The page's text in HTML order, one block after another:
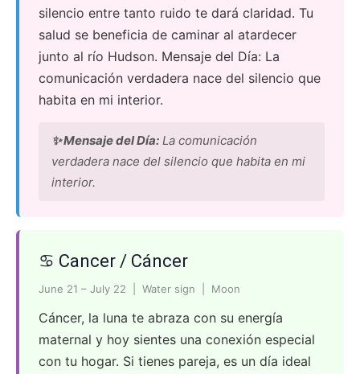
silencio entre tanto ruido te dará claridad. Tu
salud se beneficia de caminar al atardecer
junto al río Hudson. Mensaje del Día: La
comunicación verdadera nace del silencio que
habita en mi interior.
✨ Mensaje del Día: La comunicación
verdadera nace del silencio que habita en mi
interior.
♋ Cancer / Cáncer
June 21 – July 22 | Water sign | Moon
Cáncer, la luna te abraza con su energía
maternal y hoy sientes una conexión especial
con tu hogar. Si tienes pareja, es un día ideal